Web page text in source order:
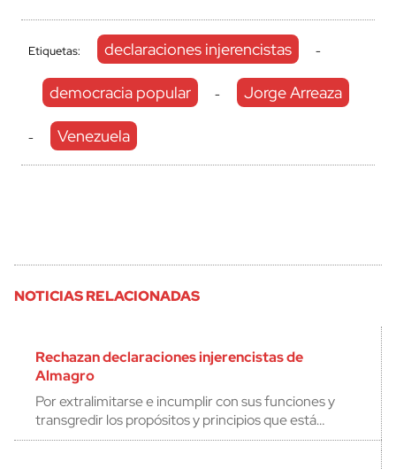
Etiquetas: declaraciones injerencistas -
democracia popular - Jorge Arreaza
- Venezuela
NOTICIAS RELACIONADAS
Rechazan declaraciones injerencistas de
Almagro
Por extralimitarse e incumplir con sus funciones y
transgredir los propósitos y principios que está…